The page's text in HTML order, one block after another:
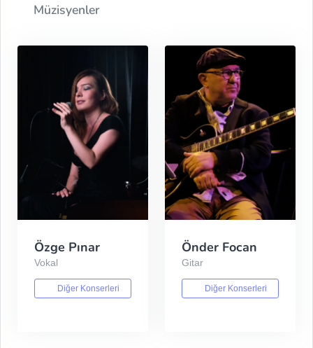
Müzisyenler
Özge Pınar
Vokal
Diğer Konserleri
Önder Focan
Gitar
Diğer Konserleri